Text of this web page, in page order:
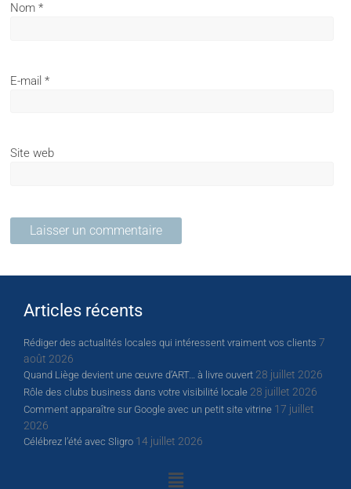
Nom*
E-mail*
Site web
Articles récents
Rédiger des actualités locales qui intéressent vraiment vos clients 7
août 2026
Quand Liège devient une œuvre d’ART… à livre ouvert 28 juillet 2026
Rôle des clubs business dans votre visibilité locale 28 juillet 2026
Comment apparaître sur Google avec un petit site vitrine 17 juillet
2026
Célébrez l’été avec Sligro 14 juillet 2026